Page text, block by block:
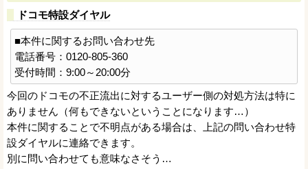
ドコモ特設ダイヤル
■本件に関するお問い合わせ先
電話番号：0120-805-360
受付時間：9:00～20:00分
今回のドコモの不正流出に対するユーザー側の対処方法は特に
ありません（何もできないということになります…）
本件に関することで不明点がある場合は、上記の問い合わせ特
設ダイヤルに連絡できます。
別に問い合わせても意味なさそう…